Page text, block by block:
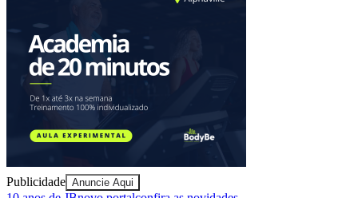
Publicidade Anuncie Aqui